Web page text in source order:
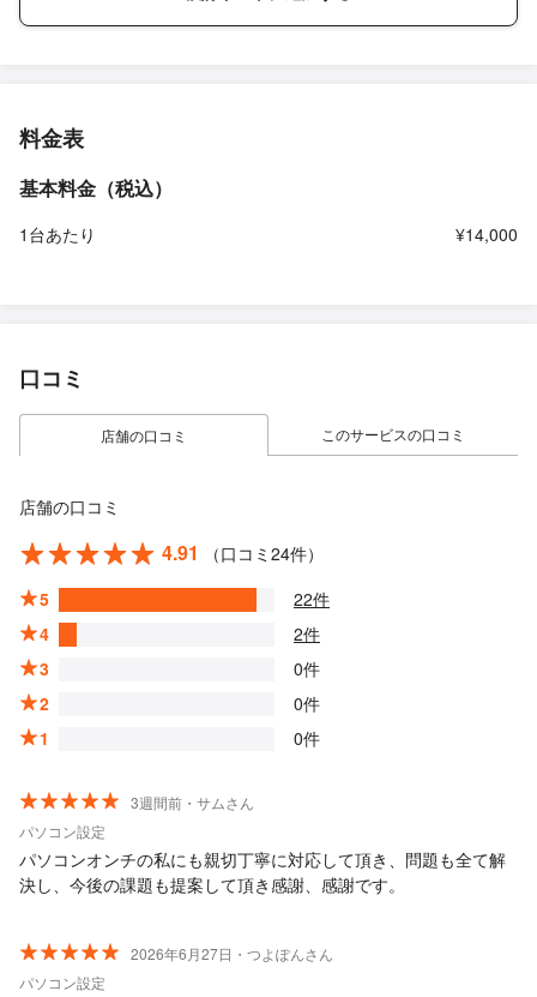
料金表
基本料金（税込）
1台あたり ¥14,000
口コミ
店舗の口コミ このサービスの口コミ
店舗の口コミ
4.91
（口コミ24件）
5
22件
4
2件
3
0件
2
0件
1
0件
3週間前・サムさん
パソコン設定
パソコンオンチの私にも親切丁寧に対応して頂き、問題も全て解
決し、今後の課題も提案して頂き感謝、感謝です。
2026年6月27日・つよぽんさん
パソコン設定